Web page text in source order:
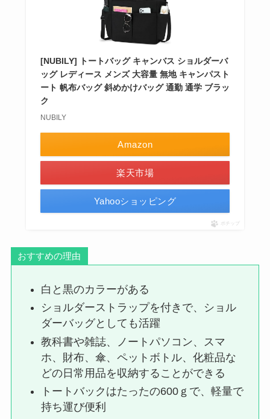
[NUBILY] トートバッグ キャンバス ショルダーバ
ッグ レディース メンズ 大容量 無地 キャンパスト
ート 帆布バッグ 斜めかけバッグ 通勤 通学 ブラッ
ク
NUBILY
Amazon
楽天市場
Yahooショッピング
ポチップ
おすすめの理由
白と黒のカラーがある
ショルダーストラップを付きで、ショル
ダーバッグとしても活躍
教科書や雑誌、ノートパソコン、スマ
ホ、財布、傘、ペットボトル、化粧品な
どの日常用品を収納することができる
トートバックはたったの600ｇで、軽量で
持ち運び便利